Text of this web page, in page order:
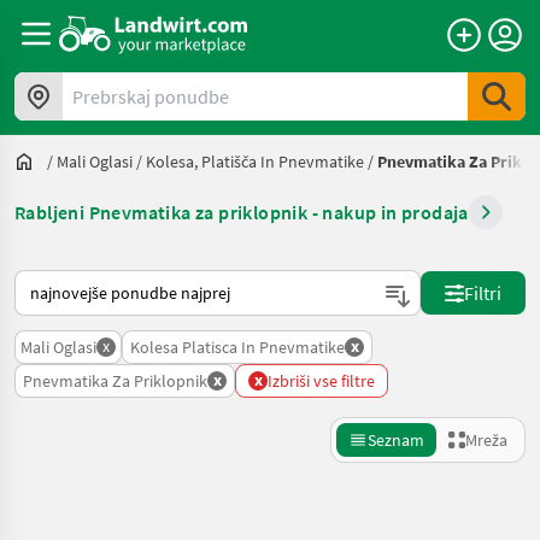
Prebrskaj ponudbe
/ Mali Oglasi / Kolesa, Platišča In Pnevmatike / Pnevmatika Za
Rabljeni Pnevmatika za priklopnik - nakup in prodaja
Tako je razvrščeno na Landwirt.com
Filtri
Mali Oglasi x Kolesa Platisca In Pnevmatike x
Pnevmatika Za Priklopnik x x Izbriši vse filtre
Seznam Mreža